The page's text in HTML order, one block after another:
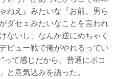
ねえ』みたいな『お前、男ら
ダセェみたいなことを言われ
ないし、なんか逆にめちゃく
ビュー戦で俺がやれるってい
って感じだから、普通にボコ
と意気込みを語った。